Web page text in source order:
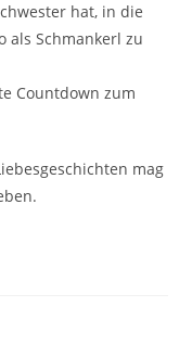
hat, in die
als Schmankerl zu
Countdown zum
mag